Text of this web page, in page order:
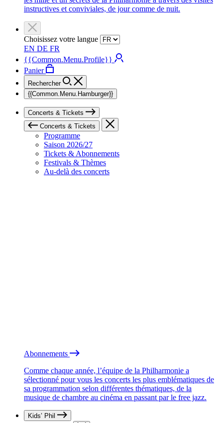
instructives et conviviales, de jour comme de nuit.
Choisissez votre langue
EN DE FR
{{Common.Menu.Profile}}
Panier
Rechercher
{{Common.Menu.Hamburger}}
Concerts & Tickets
Concerts & Tickets
Programme
Saison 2026/27
Tickets & Abonnements
Festivals & Thèmes
Au-delà des concerts
Abonnements
Comme chaque année, l’équipe de la Philharmonie a
sélectionné pour vous les concerts les plus emblématiques de
sa programmation selon différentes thématiques, de la
musique de chambre au cinéma en passant par le free jazz.
Kids’ Phil